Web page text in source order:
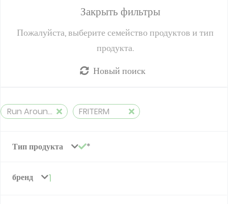
Закрыть фильтры
Пожалуйста, выберите семейство продуктов и тип
продукта.
Новый поиск
Run Around Coils FRITERM
Тип продукта
бренд 1